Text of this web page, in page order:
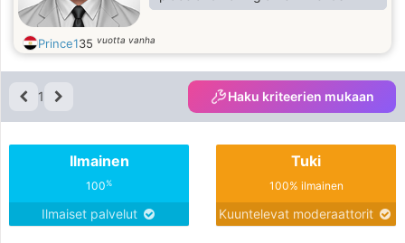
Prince135 vuotta vanha
1 Haku kriteerien mukaan
Ilmainen
100%
Ilmaiset palvelut
Tuki
100% ilmainen
Kuuntelevat moderaattorit